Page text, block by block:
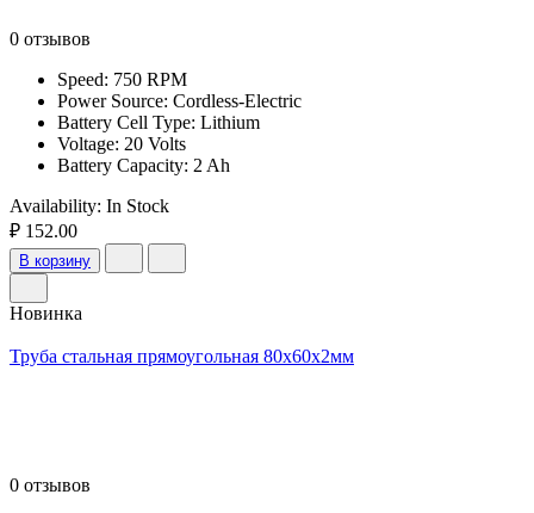
0 отзывов
Speed: 750 RPM
Power Source: Cordless-Electric
Battery Cell Type: Lithium
Voltage: 20 Volts
Battery Capacity: 2 Ah
Availability: In Stock
₽ 152.00
В корзину
Новинка
Труба стальная прямоугольная 80х60х2мм
0 отзывов